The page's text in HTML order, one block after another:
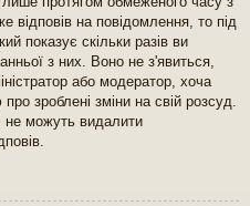
на повідомлення, то під
показує скільки разів ви
з них. Воно не з'явиться,
або модератор, хоча
зроблені зміни на свій розсуд.
не можуть видалити